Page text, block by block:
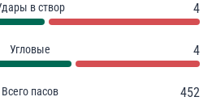
в створ 4
Угловые 4
Всего пасов 452